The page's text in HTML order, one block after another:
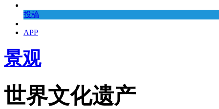
投稿
APP
景观
世界文化遗产